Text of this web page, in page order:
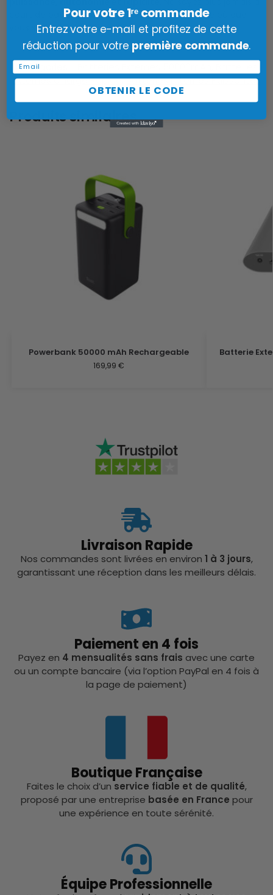
court de batterie et profitez d’une charge fiable où que
vous soyez.
Catégories :
Externes Charge Rapide,Batteries Externes Puissantes
Produits similaires
Powerbank 50000 mAh Rechargeable
169,99€
Batterie
Livraison Rapide
Nos commandes sont livrées en environ 1 à 3 jours,
garantissant une réception dans les meilleurs délais.
Paiement en 4 fois
Payez en 4 mensualités sans frais avec une carte
ou un compte bancaire (via l’option PayPal en 4 fois à
la page de paiement)
Boutique Française
Faites le choix d’un service fiable et de qualité,
proposé par une entreprise basée en France pour
une expérience en toute sérénité.
Équipe Professionnelle
Pour votre 1ʳᵉ commande
Entrez votre e-mail et profitez de cette
réduction pour votre première commande.
Email
OBTENIR LE CODE